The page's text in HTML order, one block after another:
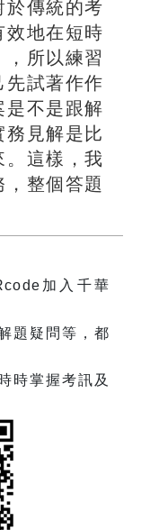
於傳統的考
效地在短時
所以練習
先試著作作
是不是跟解
見解是比
這樣，我
整個答題
加入千華
題疑問等，都
時掌握考訊及